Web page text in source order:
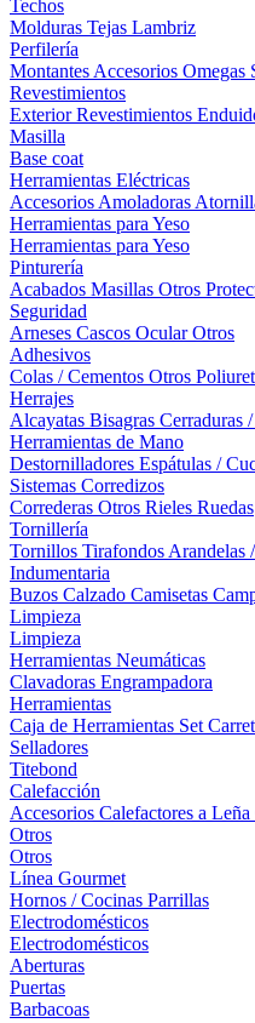
Techos
Molduras Tejas Lambriz
Perfilería
Montantes Accesorios Omegas
Revestimientos
ExteriorRevestimientos
Masilla
Base coat
Herramientas Eléctricas
Accesorios Amoladoras
Herramientas para Yeso
Herramientas para Yeso
Pinturería
Acabados Masillas Otros
Seguridad
Arneses Cascos OcularOtros
Adhesivos
Colas / Cementos Otros
Herrajes
Alcayatas Bisagras Cerraduras
Herramientas de Mano
Destornilladores Espátulas /
Sistemas Corredizos
Correderas Otros Rieles Ruedas
Tornillería
Tornillos Tirafondos Arandelas
Indumentaria
Buzos Calzado Camisetas
Limpieza
Limpieza
Herramientas Neumáticas
Clavadoras Engrampadora
Herramientas
Caja de Herramientas Set
Selladores
Titebond
Calefacción
Accesorios Calefactores a Leña
Otros
Otros
Línea Gourmet
Hornos / Cocinas Parrillas
Electrodomésticos
Electrodomésticos
Aberturas
Puertas
Barbacoas